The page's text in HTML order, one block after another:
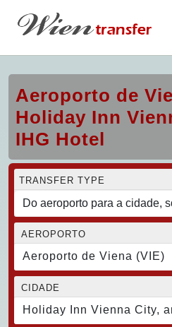
Aeroporto de
Holiday Inn
IHG Hotel
TRANSFER TYPE
AEROPORTO
Aeroporto de Viena (VIE)
CIDADE
Holiday Inn Vienna City,